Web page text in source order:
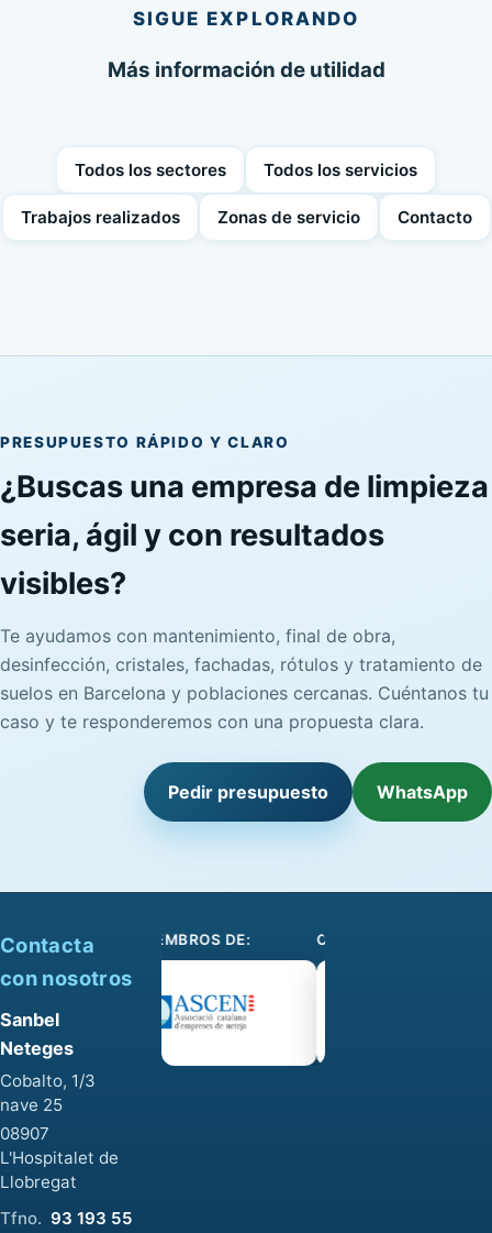
SIGUE EXPLORANDO
Más información de utilidad
Todos los sectores Todos los servicios
Trabajos realizados Zonas de servicio Contacto
PRESUPUESTO RÁPIDO Y CLARO
¿Buscas una empresa de limpieza
seria, ágil y con resultados
visibles?
Te ayudamos con mantenimiento, final de obra,
desinfección, cristales, fachadas, rótulos y tratamiento de
suelos en Barcelona y poblaciones cercanas. Cuéntanos tu
caso y te responderemos con una propuesta clara.
Pedir presupuesto WhatsApp
Contacta
con nosotros
Sanbel
Neteges
Cobalto, 1/3
nave 25
08907
L'Hospitalet de
Llobregat
Tfno. 93 193 55
SOMOS MIEMBROS DE: COLABORAMOS CON: